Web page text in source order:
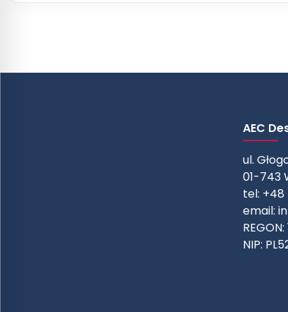
AEC
ul.
01-743
tel: +48
email:
NIP: